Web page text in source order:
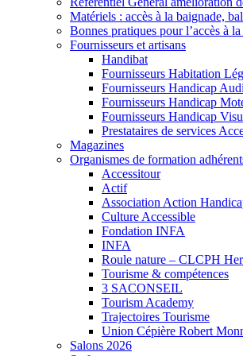
Matériels : accès à la baignade,
Bonnes pratiques pour l’accès à
Fournisseurs et artisans
Handibat
Fournisseurs Habitation
Fournisseurs Handicap
Fournisseurs Handicap
Fournisseurs Handicap
Prestataires de services
Magazines
Organismes de formation
Accessitour
Actif
Association Action
Culture Accessible
Fondation INFA
INFA
Roule nature – CLCPH
Tourisme & compétences
3 SACONSEIL
Tourism Academy
Trajectoires Tourisme
Union Cépière Robert
Salons 2026